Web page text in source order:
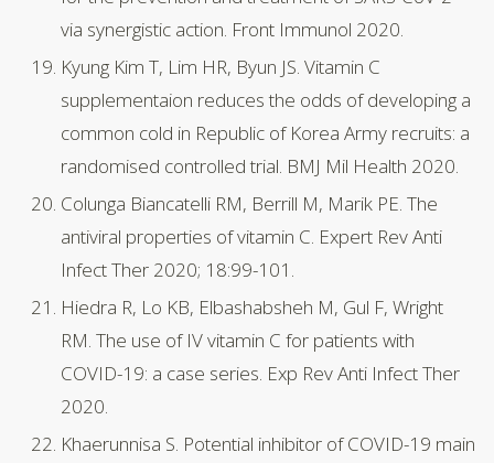
via synergistic action. Front Immunol 2020.
Kyung Kim T, Lim HR, Byun JS. Vitamin C
supplementaion reduces the odds of developing a
common cold in Republic of Korea Army recruits: a
randomised controlled trial. BMJ Mil Health 2020.
Colunga Biancatelli RM, Berrill M, Marik PE. The
antiviral properties of vitamin C. Expert Rev Anti
Infect Ther 2020; 18:99-101.
Hiedra R, Lo KB, Elbashabsheh M, Gul F, Wright
RM. The use of IV vitamin C for patients with
COVID-19: a case series. Exp Rev Anti Infect Ther
2020.
Khaerunnisa S. Potential inhibitor of COVID-19 main